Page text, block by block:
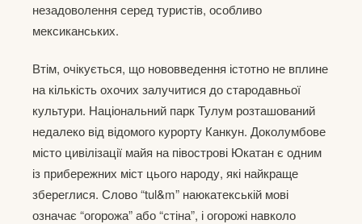
незадоволення серед туристів, особливо
мексиканських.
Втім, очікується, що нововведення істотно не вплине
на кількість охочих залучитися до стародавньої
культури. Національний парк Тулум розташований
недалеко від відомого курорту Канкун. Доколумбове
місто цивілізації майя на півострові Юкатан є одним
із прибережних міст цього народу, які найкраще
збереглися. Слово “tul&m” наюкатекській мові
означає “огорожа” або “стіна”, і огорожі навколо